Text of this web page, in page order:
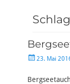
Veröffentlicht
23. Mai